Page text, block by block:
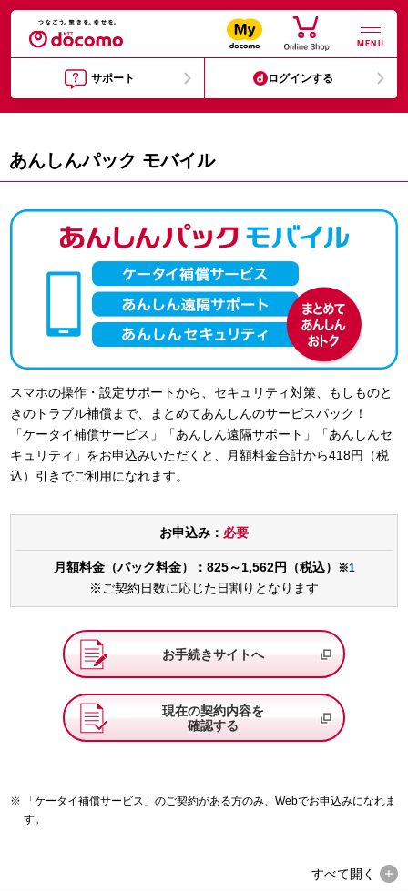
MENU
サポート ログインする
あんしんパック モバイル
スマホの操作・設定サポートから、セキュリティ対策、もしものと
きのトラブル補償まで、まとめてあんしんのサービスパック！
「ケータイ補償サービス」「あんしん遠隔サポート」「あんしんセ
キュリティ」をお申込みいただくと、月額料金合計から418円（税
込）引きでご利用になれます。
お申込み： 必要
月額料金（パック料金）：825～1,562円（税込） ※1
※ご契約日数に応じた日割りとなります
お手続きサイトへ
現在の契約内容を
確認する
「ケータイ補償サービス」のご契約がある方のみ、Webでお申込みになれま
す。
すべて開く